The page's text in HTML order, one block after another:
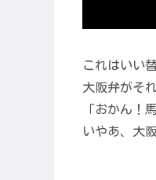
これはいい
大阪弁がそ
「おかん！
いやあ、大